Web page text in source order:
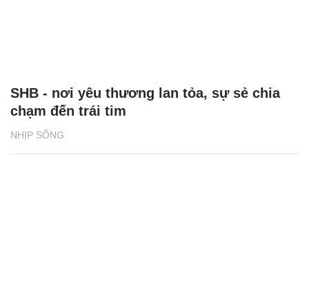
NHỊP SỐNG
SHB - nơi yêu thương lan tỏa, sự sẻ chia
chạm đến trái tim